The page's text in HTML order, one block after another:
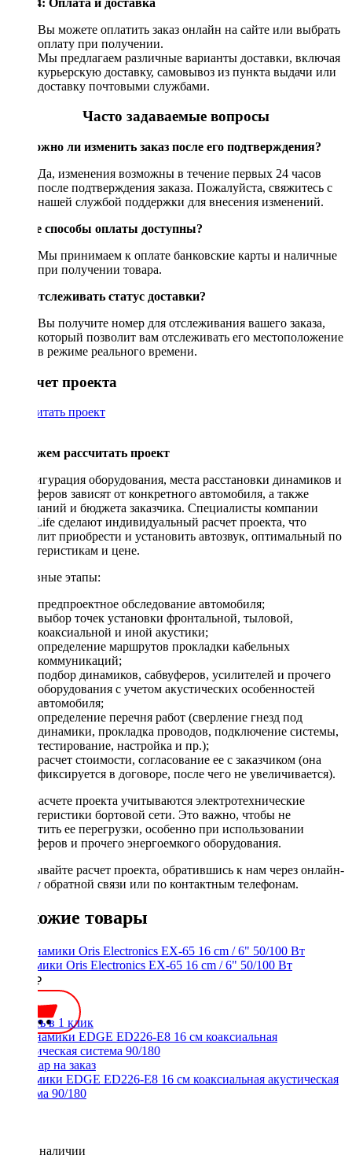
Вы можете оплатить заказ онлайн на сайте или выбрать
оплату при получении.
Мы предлагаем различные варианты доставки, включая
курьерскую доставку, самовывоз из пункта выдачи или
доставку почтовыми службами.
Часто задаваемые вопросы
Возможно ли изменить заказ после его подтверждения?
Да, изменения возможны в течение первых 24 часов
после подтверждения заказа. Пожалуйста, свяжитесь с
нашей службой поддержки для внесения изменений.
Какие способы оплаты доступны?
Мы принимаем к оплате банковские карты и наличные
при получении товара.
Как отслеживать статус доставки?
Вы получите номер для отслеживания вашего заказа,
который позволит вам отслеживать его местоположение
в режиме реального времени.
Рассчет проекта
Рассчитать проект
Поможем рассчитать проект
Конфигурация оборудования, места расстановки динамиков и
сабвуферов зависят от конкретного автомобиля, а также
пожеланий и бюджета заказчика. Специалисты компании
DriveLife сделают индивидуальный расчет проекта, что
позволит приобрести и установить автозвук, оптимальный по
характеристикам и цене.
Основные этапы:
предпроектное обследование автомобиля;
выбор точек установки фронтальной, тыловой,
коаксиальной и иной акустики;
определение маршрутов прокладки кабельных
коммуникаций;
подбор динамиков, сабвуферов, усилителей и прочего
оборудования с учетом акустических особенностей
автомобиля;
определение перечня работ (сверление гнезд под
динамики, прокладка проводов, подключение системы,
тестирование, настройка и пр.);
расчет стоимости, согласование ее с заказчиком (она
фиксируется в договоре, после чего не увеличивается).
При расчете проекта учитываются электротехнические
характеристики бортовой сети. Это важно, чтобы не
допустить ее перегрузки, особенно при использовании
сабвуферов и прочего энергоемкого оборудования.
Заказывайте расчет проекта, обратившись к нам через онлайн-
форму обратной связи или по контактным телефонам.
Похожие товары
Динамики Oris Electronics EX-65 16 cm / 6" 50/100 Вт
4500 ₽
Купить в 1 клик
Динамики EDGE ED226-E8 16 см коаксиальная акустическая
система 90/180
Нет в наличии